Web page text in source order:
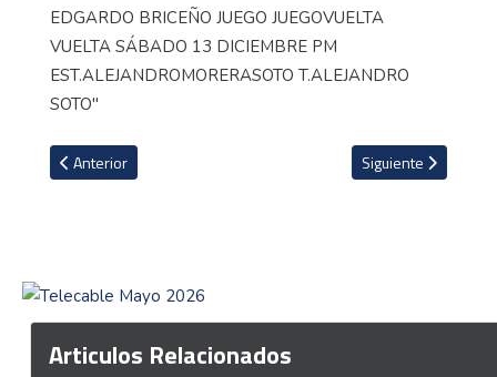
Artículo anterior: Saprissa vuelve a brillar: camiseta de Batman
Anterior Artículo siguiente:
Siguiente
Articulos Relacionados